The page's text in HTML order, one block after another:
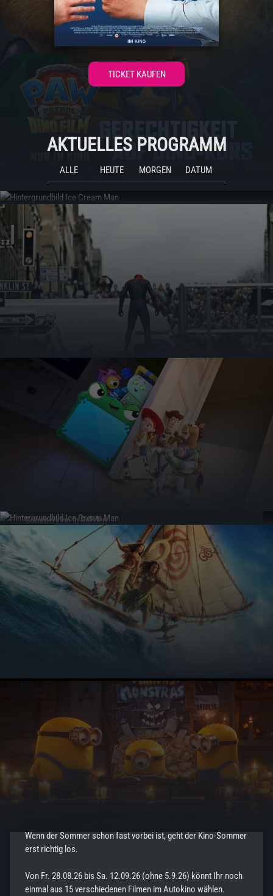
TICKET KAUFEN
AKTUELLES PROGRAMM
ALLE HEUTE MORGEN DATUM
NEUIGKEITEN
Sommerkino in Rahden
Vom 20. bis 23. August lädt der Spargelhof Winkelmann zum
Sommerkino ein – mit vier Filmabenden, Hof-Gastronomie und
Getränk-Aktion zum Essen.
MEHR ERFAHREN
Wenn der Sommer schon fast vorbei ist, geht der Kino-Sommer
erst richtig los.
Von Fr. 28.08.26 bis Sa. 12.09.26 (ohne 5.9.26) könnt Ihr noch
einmal aus 15 verschiedenen Filmen im Autokino wählen.